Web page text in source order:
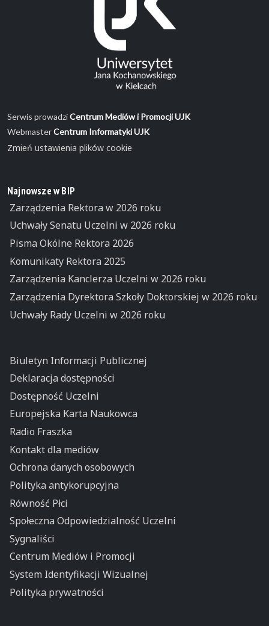
Serwis prowadziCentrum Mediów i Promocji UJK
WebmasterCentrum Informatyki UJK
Zmień ustawienia plików cookie
Najnowsze w BIP
Zarządzenia Rektora w 2026 roku
Uchwały Senatu Uczelni w 2026 roku
Pisma Okólne Rektora 2026
Komunikaty Rektora 2025
Zarządzenia Kanclerza Uczelni w 2026 roku
Zarządzenia Dyrektora Szkoły Doktorskiej w 2026 roku
Uchwały Rady Uczelni w 2026 roku
Biuletyn Informacji Publicznej
Deklaracja dostępności
Dostępność Uczelni
Europejska Karta Naukowca
Radio Fraszka
Kontakt dla mediów
Ochrona danych osobowych
Polityka antykorupcyjna
Równość Płci
Społeczna Odpowiedzialność Uczelni
Sygnaliści
Centrum Mediów i Promocji
System Identyfikacji Wizualnej
Polityka prywatności